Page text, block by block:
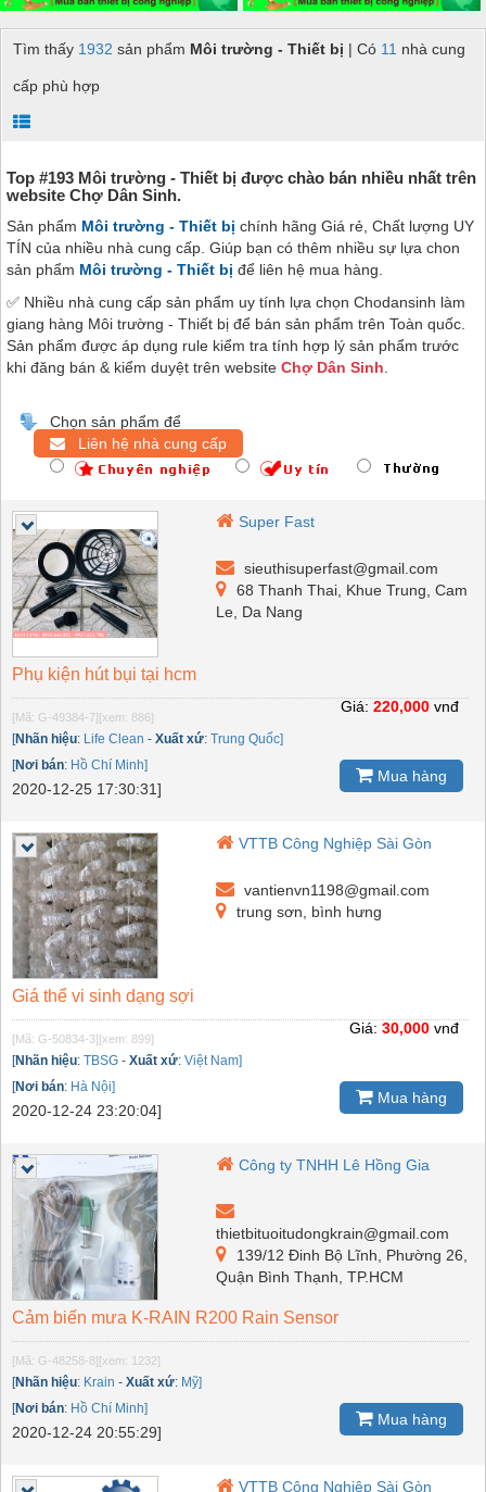
Tìm thấy 1932 sản phẩm Môi trường - Thiết bị | Có 11 nhà cung
cấp phù hợp
Top #193 Môi trường - Thiết bị được chào bán nhiều nhất trên
website Chợ Dân Sinh.
Sản phẩm Môi trường - Thiết bị chính hãng Giá rẻ, Chất lượng UY
TÍN của nhiều nhà cung cấp. Giúp bạn có thêm nhiều sự lựa chon
sản phẩm Môi trường - Thiết bị để liên hệ mua hàng.
✅ Nhiều nhà cung cấp sản phẩm uy tính lựa chọn Chodansinh làm
giang hàng Môi trường - Thiết bị để bán sản phẩm trên Toàn quốc.
Sản phẩm được áp dụng rule kiểm tra tính hợp lý sản phẩm trước
khi đăng bán & kiểm duyệt trên website Chợ Dân Sinh
Chọn sản phẩm để
Liên hệ nhà cung cấp
Super Fast
sieuthisuperfast@gmail.com
68 Thanh Thai, Khue Trung, Cam
Le, Da Nang
Phụ kiện hút bụi tại hcm
[Mã: G-49384-7][xem: 886]
[Nhãn hiệu: Life Clean - Xuất xứ: Trung Quốc]
[Nơi bán: Hồ Chí Minh]
2020-12-25 17:30:31]
Giá: 220,000 vnđ
Mua hàng
VTTB Công Nghiệp Sài Gòn
vantienvn1198@gmail.com
trung sơn, bình hưng
Giá thể vi sinh dạng sợi
[Mã: G-50834-3][xem: 899]
[Nhãn hiệu: TBSG - Xuất xứ: Việt Nam]
[Nơi bán: Hà Nội]
2020-12-24 23:20:04]
Giá: 30,000 vnđ
Mua hàng
Công ty TNHH Lê Hồng Gia
thietbituoitudongkrain@gmail.com
139/12 Đinh Bộ Lĩnh, Phường 26,
Quận Bình Thạnh, TP.HCM
Cảm biến mưa K-RAIN R200 Rain Sensor
[Mã: G-48258-8][xem: 1232]
[Nhãn hiệu: Krain - Xuất xứ: Mỹ]
[Nơi bán: Hồ Chí Minh]
2020-12-24 20:55:29]
Mua hàng
VTTB Công Nghiệp Sài Gòn